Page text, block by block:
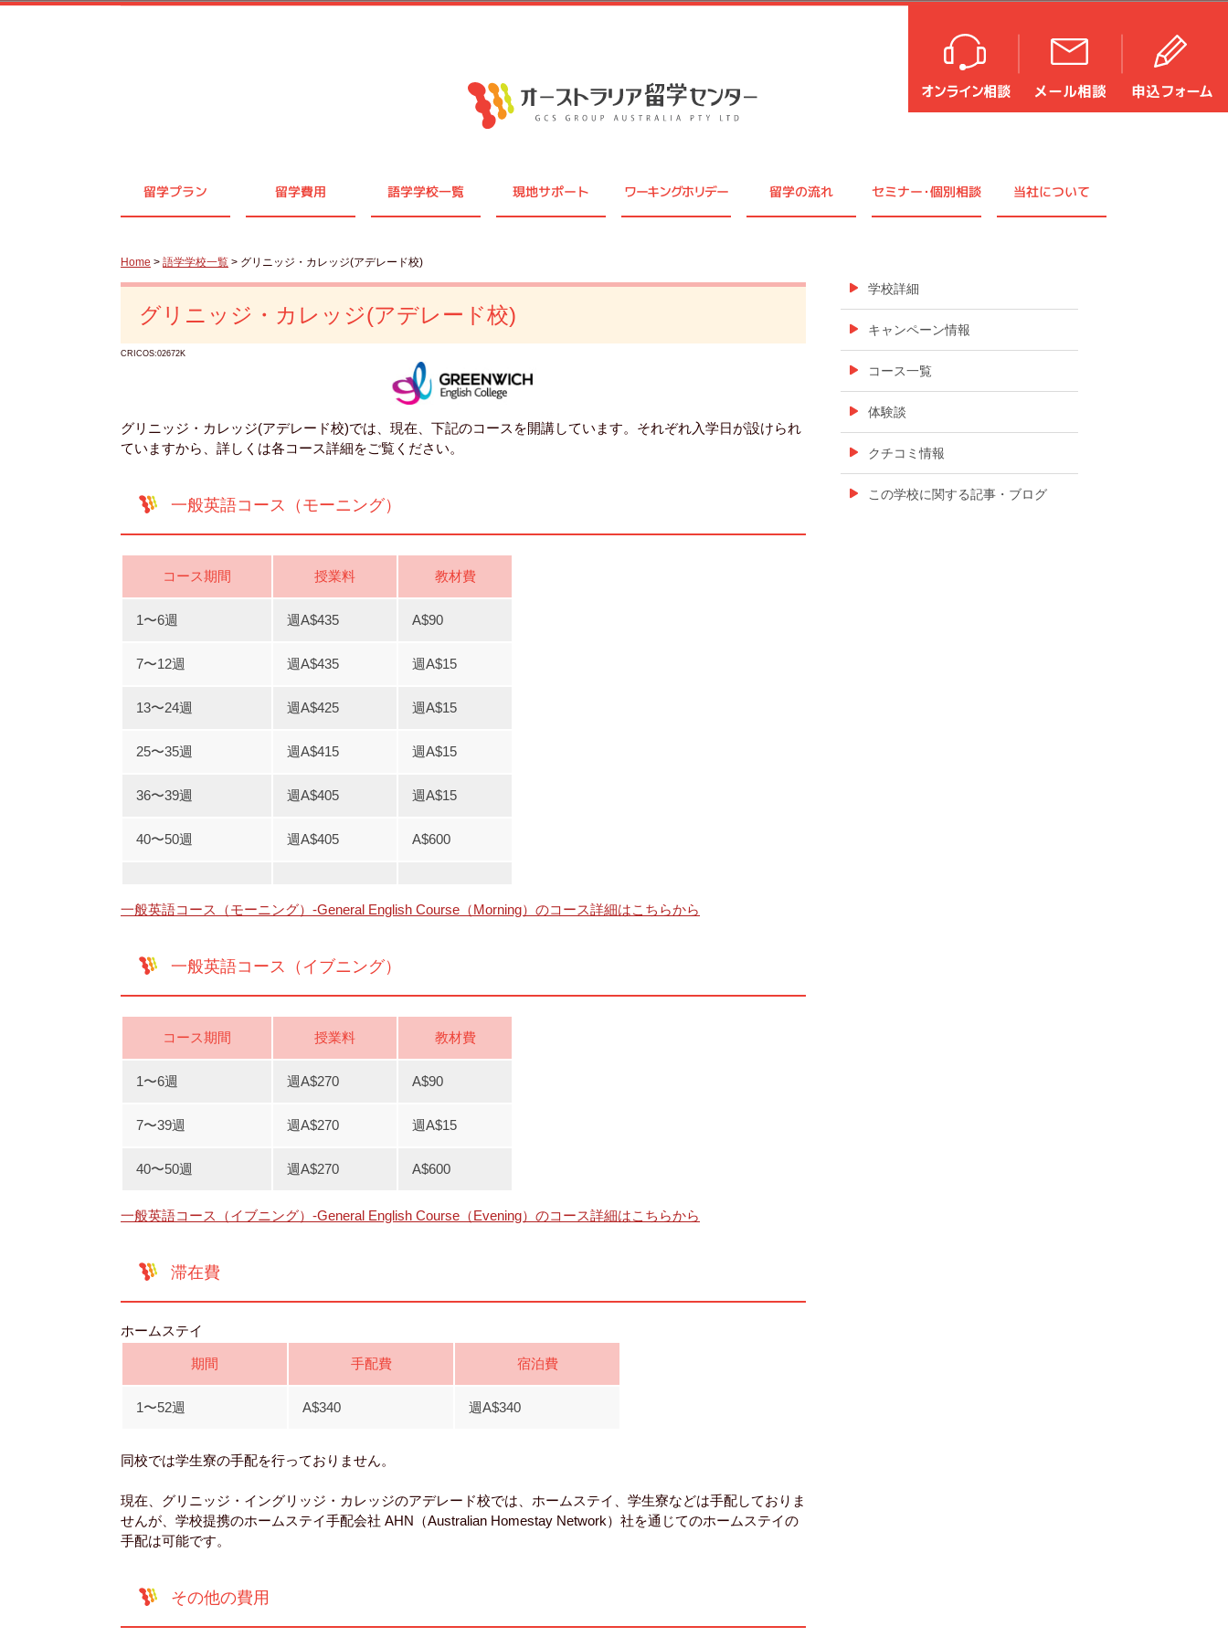
留学プラン 留学費用 語学学校一覧 現地サポート ワーキングホリデー 留学の流れ セミナー・個別相談 当社について
Home > 語学学校一覧 > グリニッジ・カレッジ(アデレード校)
グリニッジ・カレッジ(アデレード校)
CRICOS:02672K
グリニッジ・カレッジ(アデレード校)では、現在、下記のコースを開講しています。それぞれ入学日が設けられ
ていますから、詳しくは各コース詳細をご覧ください。
一般英語コース（モーニング）
コース期間 授業料 教材費
1〜6週 週A$435 A$90
7〜12週 週A$435 週A$15
13〜24週 週A$425 週A$15
25〜35週 週A$415 週A$15
36〜39週 週A$405 週A$15
40〜50週 週A$405 A$600
一般英語コース（モーニング）-General English Course（Morning）のコース詳細はこちらから
一般英語コース（イブニング）
コース期間 授業料 教材費
1〜6週 週A$270 A$90
7〜39週 週A$270 週A$15
40〜50週 週A$270 A$600
一般英語コース（イブニング）-General English Course（Evening）のコース詳細はこちらから
滞在費
ホームステイ
期間 手配費 宿泊費
1〜52週 A$340 週A$340
同校では学生寮の手配を行っておりません。
現在、グリニッジ・イングリッジ・カレッジのアデレード校では、ホームステイ、学生寮などは手配しておりま
せんが、学校提携のホームステイ手配会社 AHN（Australian Homestay Network）社を通じてのホームステイの
手配は可能です。
その他の費用
学校詳細
キャンペーン情報
コース一覧
体験談
クチコミ情報
この学校に関する記事・ブログ